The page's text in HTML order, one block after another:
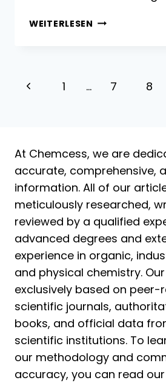
WEITERLESEN ANILIN:
VERWENDUNG
Seitennavigation
Vorherige
1 … 7 8
At Chemcess, we are
accurate, comprehensive,
information. All of our
meticulously researched,
reviewed by a qualified
advanced degrees and
experience in organic,
and physical chemistry.
exclusively based on peer-
scientific journals,
books, and official data
scientific institutions. To
our methodology and
accuracy, you can read our